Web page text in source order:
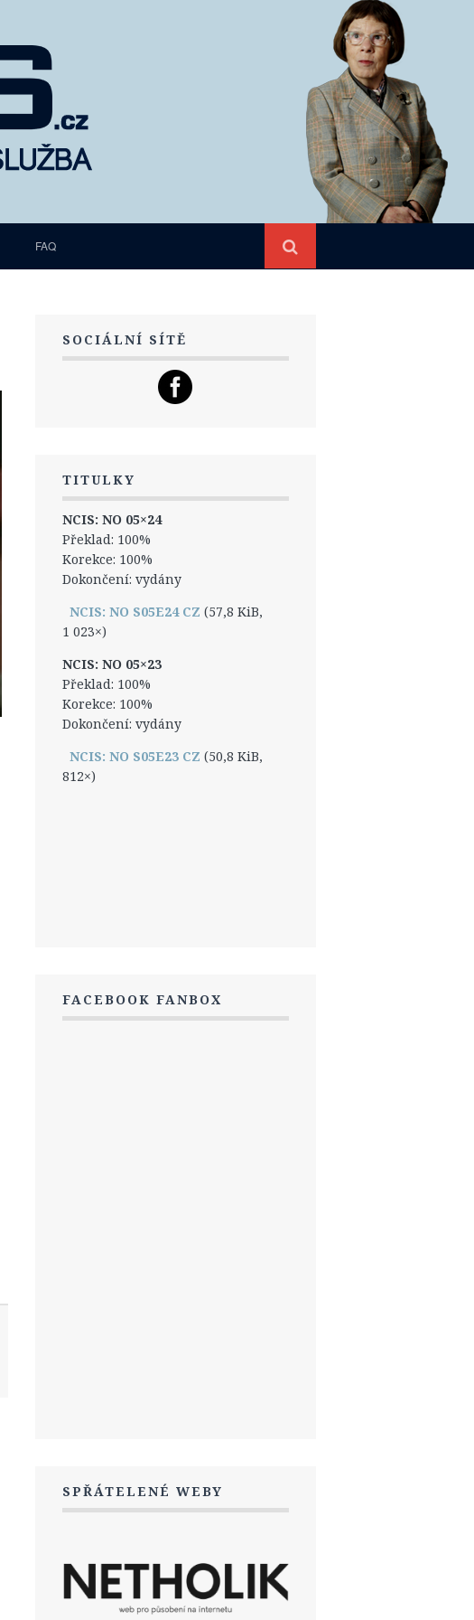
FAQ
SOCIÁLNÍ SÍTĚ
TITULKY
NCIS: NO 05×24
Překlad: 100%
Korekce: 100%
Dokončení: vydány
NCIS: NO S05E24 CZ (57,8 KiB,
1 023×)
NCIS: NO 05×23
Překlad: 100%
Korekce: 100%
Dokončení: vydány
NCIS: NO S05E23 CZ (50,8 KiB,
812×)
FACEBOOK FANBOX
SPŘÁTELENÉ WEBY